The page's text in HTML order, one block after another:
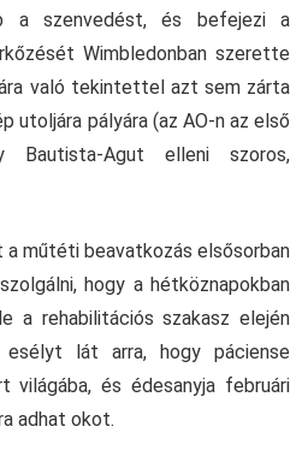
a szenvedést, és befejezi a
Wimbledonban szerette
való tekintettel azt sem zárta
utoljára pályára (az AO-n az első
Bautista-Agut elleni szoros,
a műtéti beavatkozás elsősorban
hogy a hétköznapokban
a rehabilitációs szakasz elején
lát arra, hogy páciense
világába, és édesanyja februári
adhat okot.